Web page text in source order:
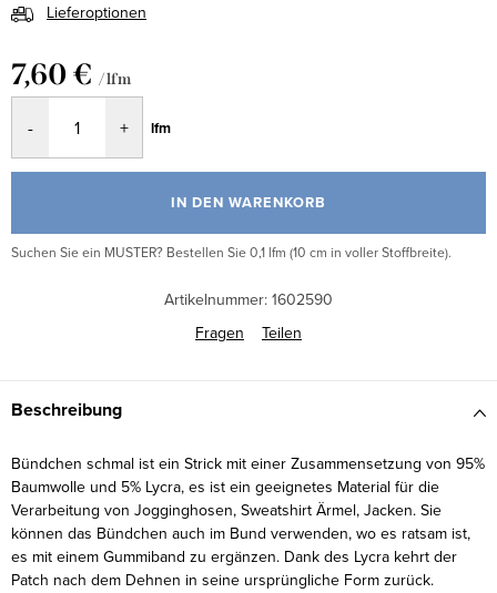
Lieferoptionen
7,60 € / lfm
lfm
IN DEN WARENKORB
Suchen Sie ein MUSTER? Bestellen Sie 0,1 lfm (10 cm in voller Stoffbreite).
Artikelnummer: 1602590
Fragen
Teilen
Beschreibung
Bündchen schmal ist ein Strick mit einer Zusammensetzung von 95%
Baumwolle und 5% Lycra, es ist ein geeignetes Material für die
Verarbeitung von Jogginghosen, Sweatshirt Ärmel, Jacken. Sie
können das Bündchen auch im Bund verwenden, wo es ratsam ist,
es mit einem Gummiband zu ergänzen. Dank des Lycra kehrt der
Patch nach dem Dehnen in seine ursprüngliche Form zurück.